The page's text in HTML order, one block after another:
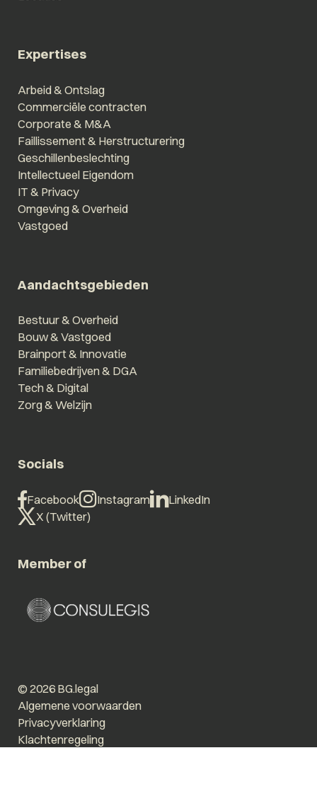
Expertises
Arbeid & Ontslag
Commerciële contracten
Corporate & M&A
Faillissement & Herstructurering
Geschillenbeslechting
Intellectueel Eigendom
IT & Privacy
Omgeving & Overheid
Vastgoed
Aandachtsgebieden
Bestuur & Overheid
Bouw & Vastgoed
Brainport & Innovatie
Familiebedrijven & DGA
Tech & Digital
Zorg & Welzijn
Socials
Facebook Instagram
LinkedIn
X (Twitter)
Member of
© 2026 BG.legal
Algemene voorwaarden
Privacyverklaring
Klachtenregeling